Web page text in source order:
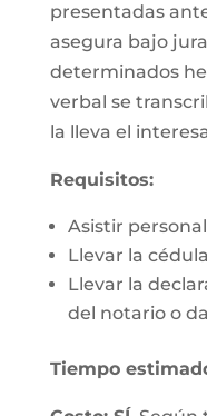
presentadas
asegura bajo
determinados
verbal se
la lleva el
Requisitos:
Asistir
Llevar la
Llevar la
del notario o
Tiempo